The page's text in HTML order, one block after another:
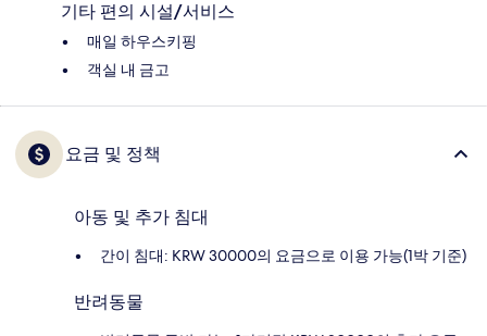
기타 편의 시설/서비스
매일 하우스키핑
객실 내 금고
요금 및 정책
아동 및 추가 침대
간이 침대: KRW 30000의 요금으로 이용 가능(1박 기준)
반려동물